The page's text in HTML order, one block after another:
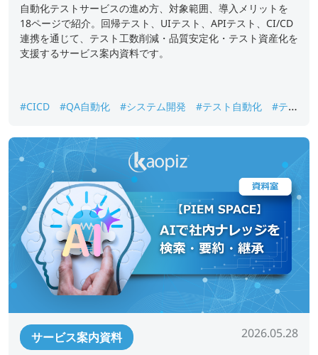
自動化テストサービスの進め方、対象範囲、導入メリットを
18ページで紹介。回帰テスト、UIテスト、APIテスト、CI/CD
連携を通じて、テスト工数削減・品質安定化・テスト資産化を
支援するサービス案内資料です。
#CICD #QA自動化 #システム開発 #テスト自動化
#テス
サービス案内資料 2026.05.28